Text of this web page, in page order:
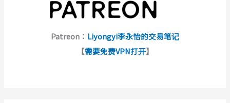
Patreon： Liyongyi李永怡的交易笔记
【需要免费VPN打开】